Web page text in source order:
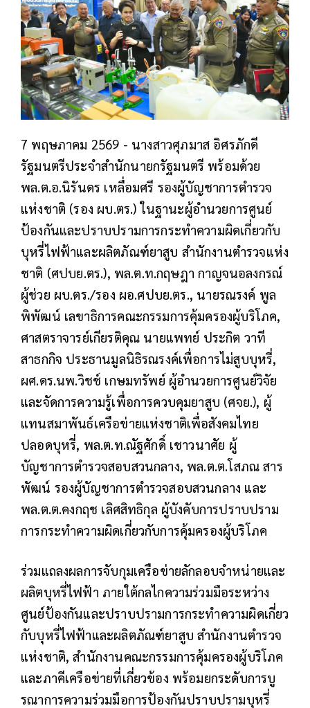
7 พฤษภาคม 2569 - นางสาวศุภมาส อิศรภักดี
รัฐมนตรีประจำสำนักนายกรัฐมนตรี พร้อมด้วย
พล.ต.อ.นิรันดร เหลื่อมศรี รองผู้บัญชาการตำรวจ
แห่งชาติ (รอง ผบ.ตร.) ในฐานะผู้อำนวยการศูนย์
ป้องกันและปราบปรามการกระทำความผิดเกี่ยวกับ
บุหรี่ไฟฟ้าและผลิตภัณฑ์ยาสูบ สำนักงานตำรวจแห่ง
ชาติ (ศปบย.ตร.), พล.ต.ท.กฤษฎา กาญจนอลงกรณ์
ผู้ช่วย ผบ.ตร./รอง ผอ.ศปบย.ตร., นายรณรงค์ พูล
พิพัฒน์ เลขาธิการคณะกรรมการคุ้มครองผู้บริโภค,
ศาสตราจารย์เกียรติคุณ นายแพทย์ ประกิต วาที
สาธกกิจ ประธานมูลนิธิรณรงค์เพื่อการไม่สูบบุหรี่,
ผศ.ดร.นพ.วิชช์ เกษมทรัพย์ ผู้อำนวยการศูนย์วิจัย
และจัดการความรู้เพื่อการควบคุมยาสูบ (ศจย.), ผู้
แทนสมาพันธ์เครือข่ายแห่งชาติเพื่อสังคมไทย
ปลอดบุหรี่, พล.ต.ท.ณัฐศักดิ์ เชาวนาศัย ผู้
บัญชาการตำรวจสอบสวนกลาง, พล.ต.ต.โสภณ สาร
พัฒน์ รองผู้บัญชาการตำรวจสอบสวนกลาง และ
พล.ต.ต.คงกฤช เลิศสิทธิกุล ผู้บังคับการปราบปราม
การกระทำความผิดเกี่ยวกับการคุ้มครองผู้บริโภค
ร่วมแถลงผลการจับกุมเครือข่ายลักลอบจำหน่ายและ
ผลิตบุหรี่ไฟฟ้า ภายใต้กลไกความร่วมมือระหว่าง
ศูนย์ป้องกันและปราบปรามการกระทำความผิดเกี่ยว
กับบุหรี่ไฟฟ้าและผลิตภัณฑ์ยาสูบ สำนักงานตำรวจ
แห่งชาติ, สำนักงานคณะกรรมการคุ้มครองผู้บริโภค
และภาคีเครือข่ายที่เกี่ยวข้อง พร้อมยกระดับการบู
รณาการความร่วมมือการป้องกันปราบปรามบุหรี่